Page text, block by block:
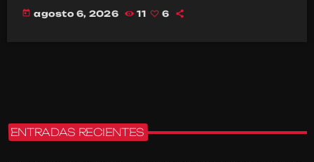
today agosto 6, 2026 11 6
ENTRADAS RECIENTES